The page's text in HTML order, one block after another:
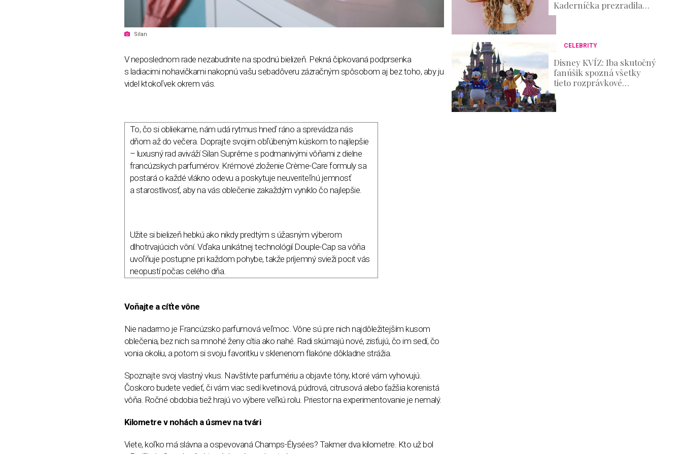
Silan
V neposlednom rade nezabudnite na spodnú bielizeň. Pekná čipkovaná podprsenka
s ladiacimi nohavičkami nakopnú vašu sebadôveru zázračným spôsobom aj bez toho, aby ju
videl ktokoľvek okrem vás.
To, čo si obliekame, nám udá rytmus hneď ráno a sprevádza nás
dňom až do večera. Doprajte svojim obľúbeným kúskom to najlepšie
– luxusný rad aviváží Silan Suprême s podmanivými vôňami z dielne
francúzskych parfumérov. Krémové zloženie Crème-Care formuly sa
postará o každé vlákno odevu a poskytuje neuveriteľnú jemnosť
a starostlivosť, aby na vás oblečenie zakaždým vyniklo čo najlepšie.
Užite si bielizeň hebkú ako nikdy predtým s úžasným výberom
dlhotrvajúcich vôní. Vďaka unikátnej technológií Douple-Cap sa vôňa
uvoľňuje postupne pri každom pohybe, takže príjemný svieži pocit vás
neopustí počas celého dňa.
Voňajte a cíťte vône
Nie nadarmo je Francúzsko parfumová veľmoc. Vône sú pre nich najdôležitejším kusom
oblečenia, bez nich sa mnohé ženy cítia ako nahé. Radi skúmajú nové, zisťujú, čo im sedí, čo
vonia okoliu, a potom si svoju favoritku v sklenenom flakóne dôkladne strážia.
Spoznajte svoj vlastný vkus. Navštívte parfumériu a objavte tóny, ktoré vám vyhovujú.
Čoskoro budete vedieť, či vám viac sedí kvetinová, púdrová, citrusová alebo ťažšia korenistá
vôňa. Ročné obdobia tiež hrajú vo výbere veľkú rolu. Priestor na experimentovanie je nemalý.
Kilometre v nohách a úsmev na tvári
Viete, koľko má slávna a ospevovaná Champs-Élysées? Takmer dva kilometre. Kto už bol
Kaderníčka prezradila
postup, ktorý zvládnete aj
CELEBRITY
Disney KVÍZ: Iba skutočný
fanúšik spozná všetky
tieto rozprávkové
postavičky!